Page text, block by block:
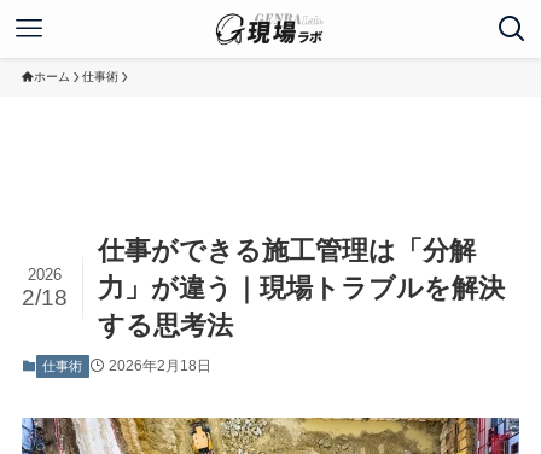
ホーム 仕事術
仕事ができる施工管理は「分解
力」が違う｜現場トラブルを解決
する思考法
2026
2/18
仕事術 2026年2月18日